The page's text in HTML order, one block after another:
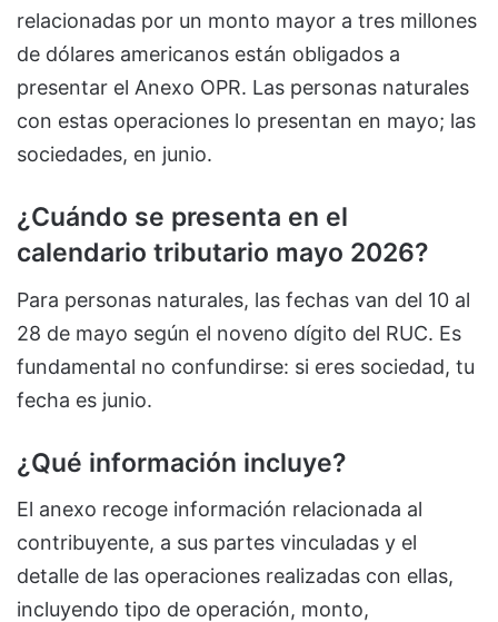
relacionadas por un monto mayor a tres millones
de dólares americanos están obligados a
presentar el Anexo OPR. Las personas naturales
con estas operaciones lo presentan en mayo; las
sociedades, en junio.
¿Cuándo se presenta en el
calendario tributario mayo 2026?
Para personas naturales, las fechas van del 10 al
28 de mayo según el noveno dígito del RUC. Es
fundamental no confundirse: si eres sociedad, tu
fecha es junio.
¿Qué información incluye?
El anexo recoge información relacionada al
contribuyente, a sus partes vinculadas y el
detalle de las operaciones realizadas con ellas,
incluyendo tipo de operación, monto,